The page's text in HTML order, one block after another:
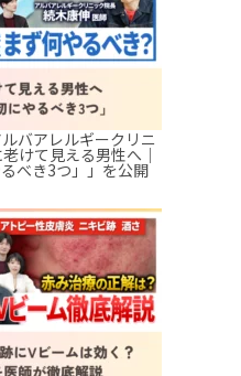
バアレルギークリニ
けて見える男性へ｜
べき3つ」」を公開